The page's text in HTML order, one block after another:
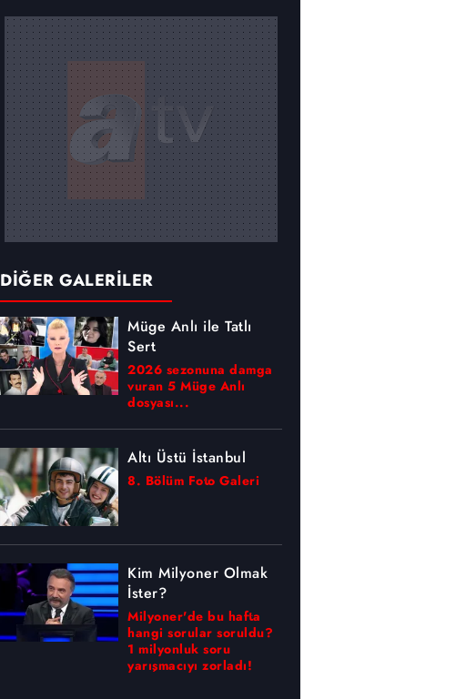
DİĞER GALERİLER
Müge Anlı ile Tatlı
Sert
2026 sezonuna damga
vuran 5 Müge Anlı
dosyası...
Altı Üstü İstanbul
8. Bölüm Foto Galeri
Kim Milyoner Olmak
İster?
Milyoner'de bu hafta
hangi sorular soruldu?
1 milyonluk soru
yarışmacıyı zorladı!